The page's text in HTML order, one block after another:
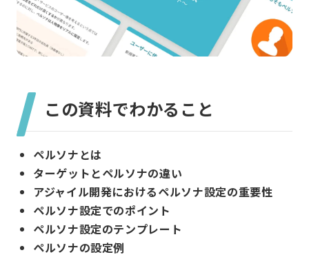
この資料でわかること
ペルソナとは
ターゲットとペルソナの違い
アジャイル開発におけるペルソナ設定の重要性
ペルソナ設定でのポイント
ペルソナ設定のテンプレート
ペルソナの設定例